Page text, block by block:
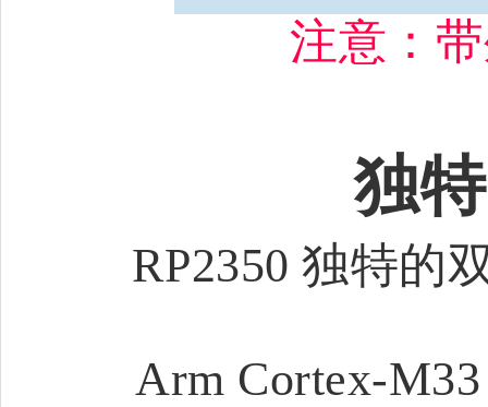
注意：
独
RP2350 独特的
Arm Cortex-